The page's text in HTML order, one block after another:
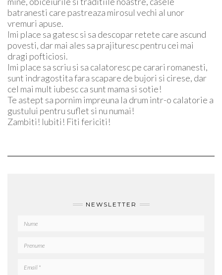
batranesti care pastreaza mirosul vechi al unor
vremuri apuse.
Imi place sa gatesc si sa descopar retete care ascund
povesti, dar mai ales sa prajituresc pentru cei mai
dragi pofticiosi.
Imi place sa scriu si sa calatoresc pe carari romanesti,
sunt indragostita fara scapare de bujori si cirese, dar
cel mai mult iubesc ca sunt mama si sotie!
Te astept sa pornim impreuna la drum intr-o calatorie a
gustului pentru suflet si nu numai!
Zambiti! Iubiti! Fiti fericiti!
NEWSLETTER